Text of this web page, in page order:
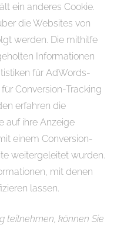
ein anderes Cookie.
die Websites von
werden. Die mithilfe
Informationen
für AdWords-
Conversion-Tracking
erfahren die
auf ihre Anzeige
einem Conversion-
weitergeleitet wurden.
mit denen
lassen.
teilnehmen, können Sie